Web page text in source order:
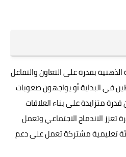
بقدرة على التعاون والتفاعل
في البداية أو يواجهون صعوبات
متزايدة على بناء العلاقات
تعزز الاندماج الاجتماعي وتعمل
تعليمية مشتركة تعمل على دعم